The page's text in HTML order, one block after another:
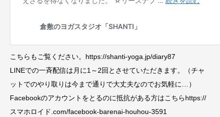
こちらもご覧ください。https://shanti-yoga.jp/diary87
LINEでの一斉配信は月に1～2回とさせていただきます。（チャ
ットでのやり取りは今まで通りで大丈夫なのでお気軽に…）
Facebookのアカウントをとるのに抵抗がある方はこちらhttps://
スマホロイド.com/facebook-barenai-houhou-3591